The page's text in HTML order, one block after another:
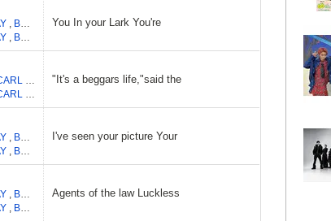
BECKER WALTER CARL
BECKER WALTER CARL
You In your Lark You're
FAGEN DONALD JAY
FAGEN DONALD JAY
"It's a beggars life,"said the
BECKER WALTER CARL
BECKER WALTER CARL
I've seen your picture Your
BECKER WALTER CARL
BECKER WALTER CARL
Agents of the law Luckless